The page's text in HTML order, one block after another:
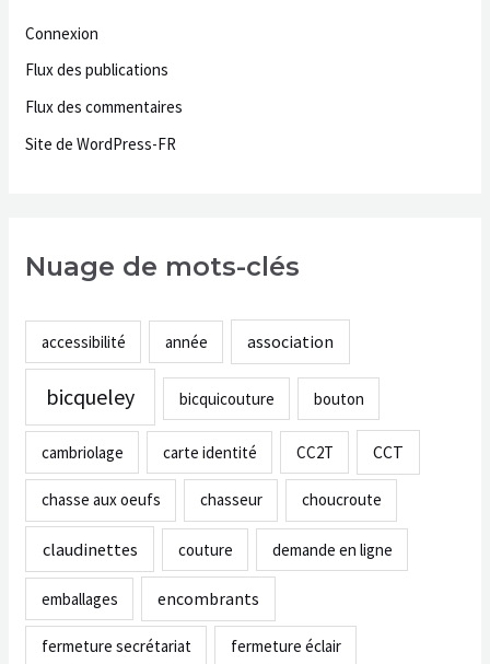
Connexion
Flux des publications
Flux des commentaires
Site de WordPress-FR
Nuage de mots-clés
accessibilité année association
bicqueley bicquicouture bouton
cambriolage carte identité CC2T CCT
chasse aux oeufs chasseur choucroute
claudinettes couture demande en ligne
emballages encombrants
fermeture secrétariat fermeture éclair